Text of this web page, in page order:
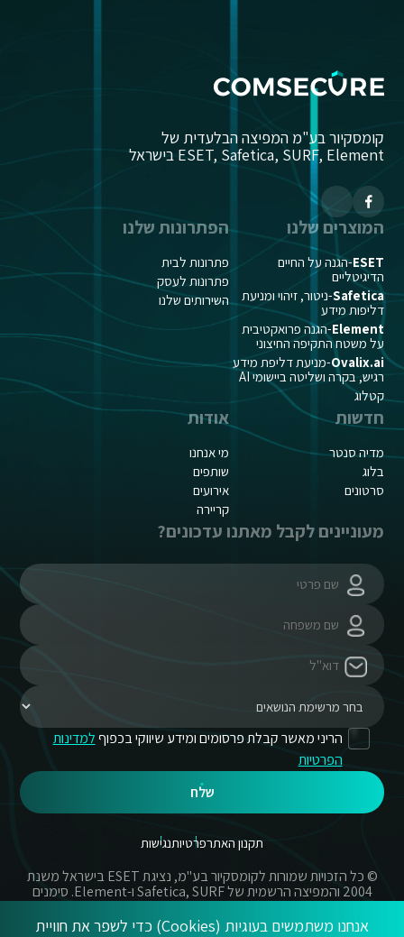
קומסקיור בע"מ המפיצה הבלעדית של
ESET, Safetica, SURF, Element בישראל
המוצרים שלנו
ESET-הגנה על החיים
הדיגיטליים
Safetica-ניטור, זיהוי ומניעת
דליפות מידע
Element-הגנה פרואקטיבית
על משטח התקיפה החיצוני
Ovalix.ai-מניעת דליפת מידע
רגיש, בקרה ושליטה ביישומי AI
קטלוג
הפתרונות שלנו
פתרונות לבית
פתרונות לעסק
השירותים שלנו
חדשות
מדיה סנטר
בלוג
סרטונים
אודות
מי אנחנו
שותפים
אירועים
קריירה
מעוניינים לקבל מאתנו עדכונים?
הריני מאשר קבלת פרסומים ומידע שיווקי בכפוףלמדינות
הפרטיות
שלח
תקנון האתרפרטיותנגישות
© כל הזכויות שמורות לקומסקיור בע"מ, נציגת ESET בישראל משנת
2004 והמפיצה הרשמית של Safetica, SURF ו-Element. סימנים
מסחריים אשר בשימוש באתר זה הינם סימנים מסחריים או מותגים
רשומים של החברות הרשומות.